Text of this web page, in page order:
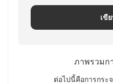
เขี
ภาพรวมก
ต่อไปนี้คือการกระ